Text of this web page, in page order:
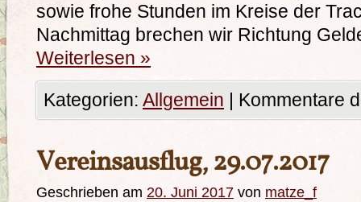
sowie frohe Stunden im Kreise der
Nachmittag brechen wir Richtung
Weiterlesen »
Kategorien: Allgemein | Kommentare
Vereinsausflug, 29.07.2017
Geschrieben am 20. Juni 2017 von matze_f